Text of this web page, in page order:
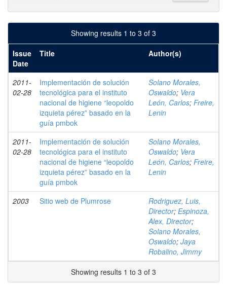
Showing results 1 to 3 of 3
Issue
Date
Title Author(s)
2011-
02-28
Implementación de solución
tecnológica para el instituto
nacional de higiene “leopoldo
izquieta pérez” basado en la
guía pmbok
Solano Morales,
Oswaldo; Vera
León, Carlos; Freire,
Lenin
2011-
02-28
Implementación de solución
tecnológica para el instituto
nacional de higiene “leopoldo
izquieta pérez” basado en la
guía pmbok
Solano Morales,
Oswaldo; Vera
León, Carlos; Freire,
Lenin
2003 Sitio web de Plumrose
Rodriguez, Luis,
Director; Espinoza,
Alex, Director;
Solano Morales,
Oswaldo; Jaya
Robalino, Jimmy
Showing results 1 to 3 of 3